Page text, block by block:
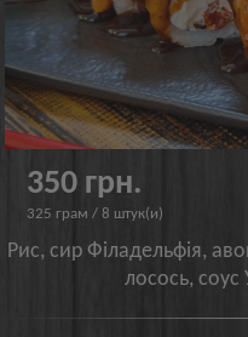
350 грн.
325 грам / 8 штук(и)
Рис, сир Філадельфія,
лосось, соус